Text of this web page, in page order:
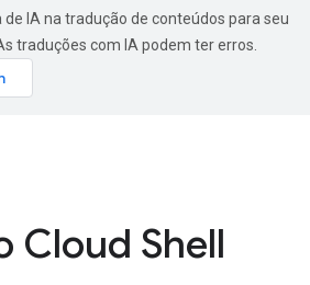
de IA na tradução de conteúdos para seu
traduções com IA podem ter erros.
Cloud Shell